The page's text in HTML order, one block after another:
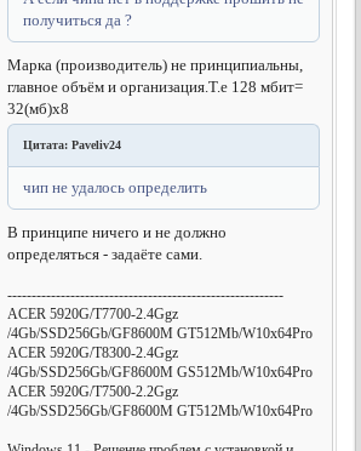
получиться да ?
Марка (производитель) не принципиальны,
главное объём и организация.Т.е 128 мбит=
32(мб)х8
Цитата: Paveliv24
чип не удалось определить
В принципе ничего и не должно
определяться - задаёте сами.
---------------------------------------------------------
ACER 5920G/T7700-2.4Ggz
/4Gb/SSD256Gb/GF8600M GT512Mb/W10x64Pro
ACER 5920G/T8300-2.4Ggz
/4Gb/SSD256Gb/GF8600M GS512Mb/W10x64Pro
ACER 5920G/T7500-2.2Ggz
/4Gb/SSD256Gb/GF8600M GT512Mb/W10x64Pro